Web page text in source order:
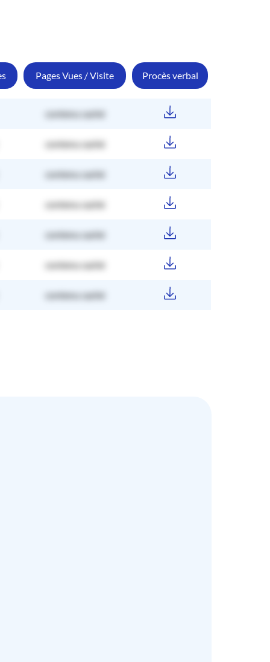
Pages Vues / Visite Procès verbal
contenu caché
contenu caché
contenu caché
contenu caché
contenu caché
contenu caché
contenu caché